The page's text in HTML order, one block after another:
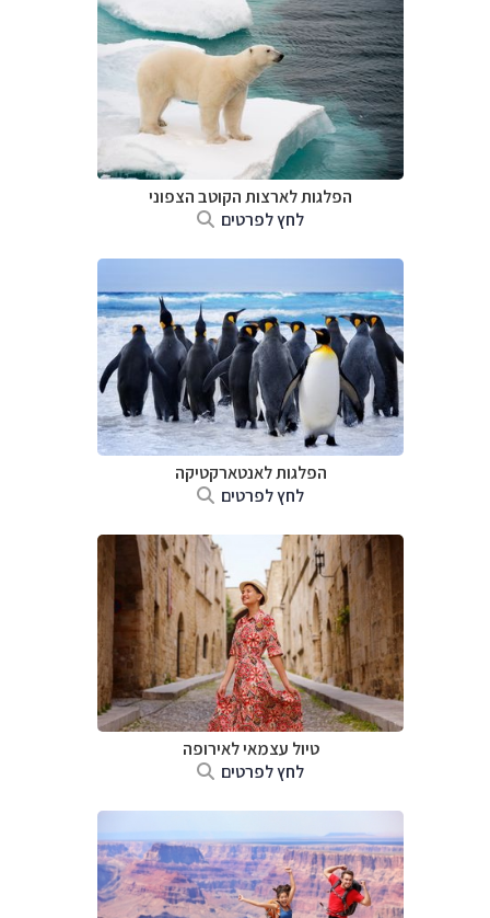
הפלגות לארצות הקוטב הצפוני
לחץ לפרטים
הפלגות לאנטארקטיקה
לחץ לפרטים
טיול עצמאי לאירופה
לחץ לפרטים